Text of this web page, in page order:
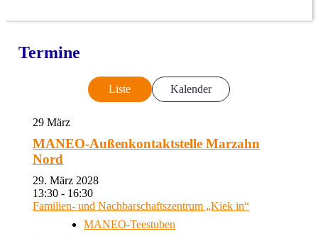
Termine
Liste Kalender
29 März
MANEO-Außenkontaktstelle Marzahn
Nord
29. März 2028
13:30 - 16:30
Familien- und Nachbarschaftszentrum „Kiek in“
MANEO-Teestuben